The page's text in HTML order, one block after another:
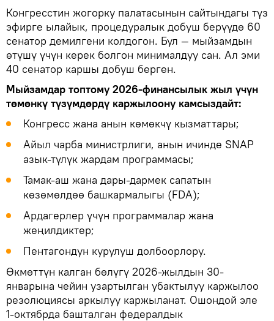
Конгресстин жогорку палатасынын сайтындагы түз
эфирге ылайык, процедуралык добуш берүүдө 60
сенатор демилгени колдогон. Бул — мыйзамдын
өтүшү үчүн керек болгон минималдуу сан. Ал эми
40 сенатор каршы добуш берген.
Мыйзамдар топтому 2026-финансылык жыл үчүн
төмөнкү түзүмдөрдү каржылоону камсыздайт:
Конгресс жана анын көмөкчү кызматтары;
Айыл чарба министрлиги, анын ичинде SNAP
азык-түлүк жардам программасы;
Тамак-аш жана дары-дармек сапатын
көзөмөлдөө башкармалыгы (FDA);
Ардагерлер үчүн программалар жана
жеңилдиктер;
Пентагондун курулуш долбоорлору.
Өкмөттүн калган бөлүгү 2026-жылдын 30-
январына чейин узартылган убактылуу каржылоо
резолюциясы аркылуу каржыланат. Ошондой эле
1-октябрда башталган федералдык